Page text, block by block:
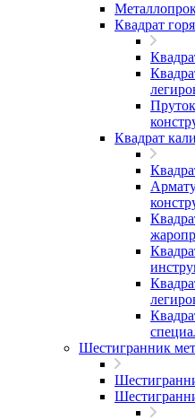
Квадрат
Квадрат
Шестигранник